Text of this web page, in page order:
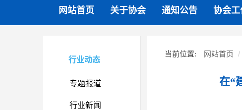
网站首页 关于协会 通知公告 协会工
行业动态
专题报道
行业新闻
当前位置: 网站首页
在“